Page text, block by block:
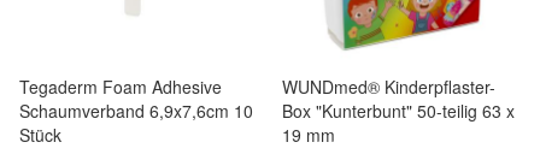
Tegaderm Foam Adhesive
Schaumverband 6,9x7,6cm 10
Stück
WUNDmed® Kinderpflaster-
Box "Kunterbunt" 50-teilig 63 x
19 mm